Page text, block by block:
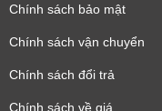
Chính sách bảo mật
Chính sách vận chuyển
Chính sách đổi trả
Chính sách về giá